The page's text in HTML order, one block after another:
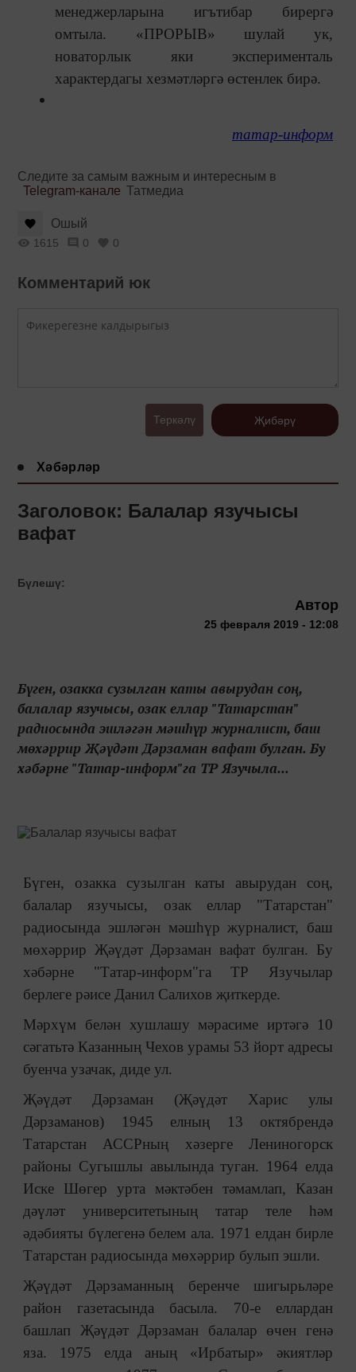
менеджерларына игътибар бирергә
омтыла. «ПРОРЫВ» шулай ук,
новаторлык яки эксперименталь
характердагы хезмәтләргә өстенлек бирә.
татар-информ
Следите за самым важным и интересным в
Telegram-канале Татмедиа
Ошый
1615 0 0
Комментарий юк
Теркәлү Җибәрү
Хәбәрләр
Заголовок: Балалар язучысы
вафат
Бүлешү:
Автор
25 февраля 2019 - 12:08
Бүген, озакка сузылган каты авырудан соң,
балалар язучысы, озак еллар "Татарстан"
радиосында эшләгән мәшһүр журналист, баш
мөхәррир Җәүдәт Дәрзаман вафат булган. Бу
хәбәрне "Татар-информ"га ТР Язучыла...
Бүген, озакка сузылган каты авырудан соң,
балалар язучысы, озак еллар "Татарстан"
радиосында эшләгән мәшһүр журналист, баш
мөхәррир Җәүдәт Дәрзаман вафат булган. Бу
хәбәрне "Татар-информ"га ТР Язучылар
берлеге рәисе Данил Салихов җиткерде.
Мәрхүм белән хушлашу мәрасиме иртәгә 10
сәгатьтә Казанның Чехов урамы 53 йорт адресы
буенча узачак, диде ул.
Җәүдәт Дәрзаман (Җәүдәт Харис улы
Дәрзаманов) 1945 елның 13 октябрендә
Татарстан АССРның хәзерге Лениногорск
районы Сугышлы авылында туган. 1964 елда
Иске Шөгер урта мәктәбен тәмамлап, Казан
дәүләт университетының татар теле һәм
әдәбияты бүлегенә белем ала. 1971 елдан бирле
Татарстан радиосында мөхәррир булып эшли.
Җәүдәт Дәрзаманның беренче шигырьләре
район газетасында басыла. 70-е еллардан
башлап Җәүдәт Дәрзаман балалар өчен генә
яза. 1975 елда аның «Ирбатыр» әкиятләр